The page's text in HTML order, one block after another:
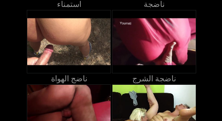
استمناء ناضجة
ناضج الهواة ناضجة الشرج